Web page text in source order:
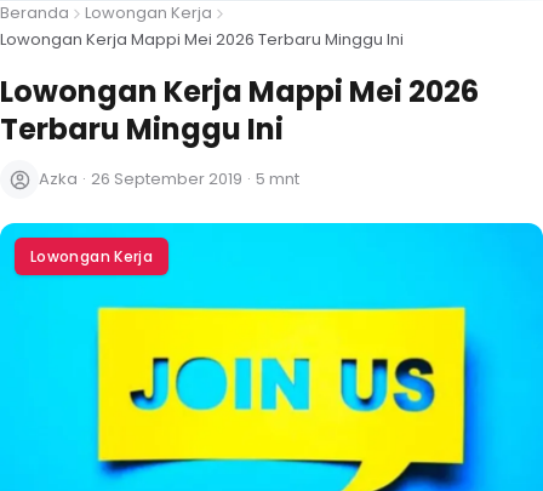
Beranda
Lowongan Kerja
Lowongan Kerja Mappi Mei 2026 Terbaru Minggu Ini
Lowongan Kerja Mappi Mei 2026
Terbaru Minggu Ini
Azka · 26 September 2019 · 5 mnt
Lowongan Kerja